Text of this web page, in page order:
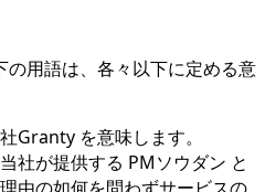
用語は、各々以下に定める意
Granty を意味します。
社が提供する PMソウダン と
由の如何を問わずサービスの